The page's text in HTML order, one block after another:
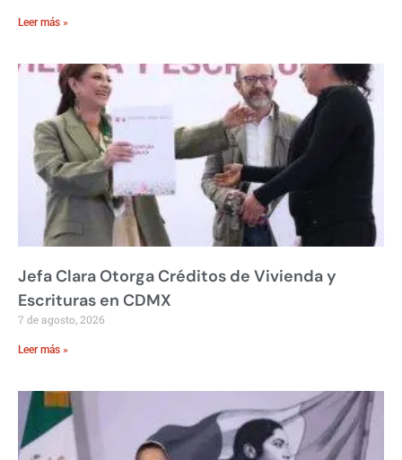
Leer más »
Jefa Clara Otorga Créditos de Vivienda y
Escrituras en CDMX
7 de agosto, 2026
Leer más »